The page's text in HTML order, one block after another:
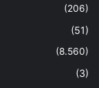
(206)
(51)
(8.560)
(3)